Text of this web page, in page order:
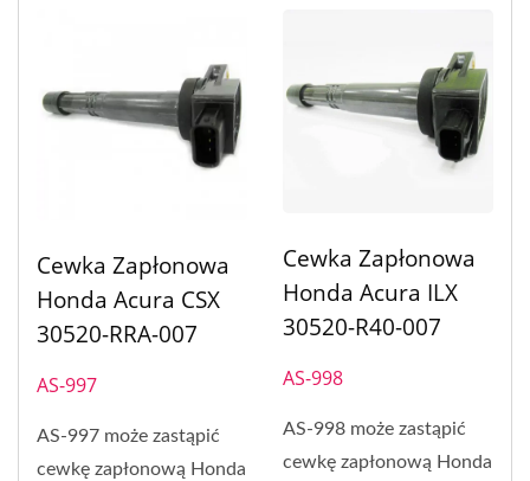
Cewka Zapłonowa
Honda Acura CSX
30520-RRA-007
AS-997
AS-997 może zastąpić
cewkę zapłonową Honda
Cewka Zapłonowa
Honda Acura ILX
30520-R40-007
AS-998
AS-998 może zastąpić
cewkę zapłonową Honda